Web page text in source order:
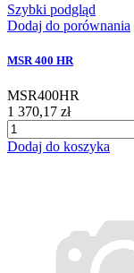
Szybki podgląd
Dodaj do porównania
MSR 400 HR
MSR400HR
1 370,17 zł
Dodaj do koszyka